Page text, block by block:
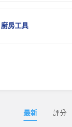
廚房工具
最新 評分